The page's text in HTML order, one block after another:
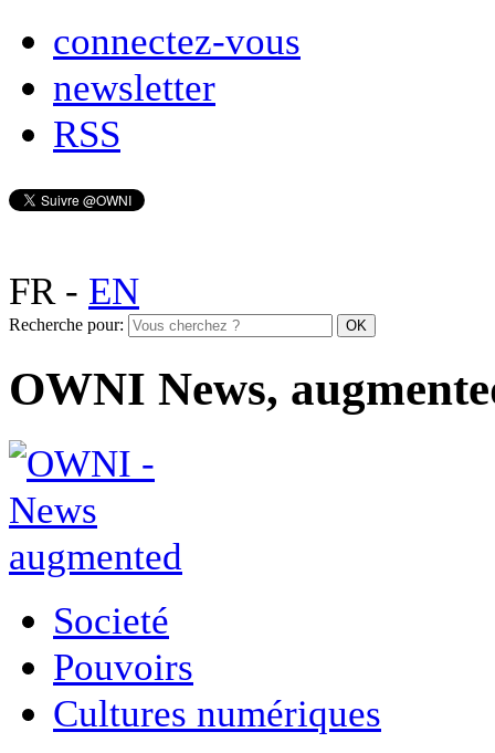
connectez-vous
newsletter
RSS
FR- EN
Recherche pour:
OWNI News,
Societé
Pouvoirs
Cultures numériques